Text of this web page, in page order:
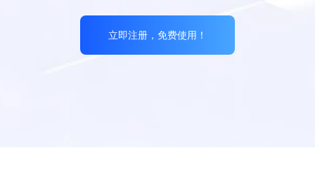
立即注册，免费使用！